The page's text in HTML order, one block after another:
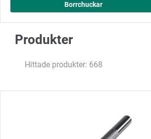
Borrchuckar
Produkter
Hittade produkter: 668